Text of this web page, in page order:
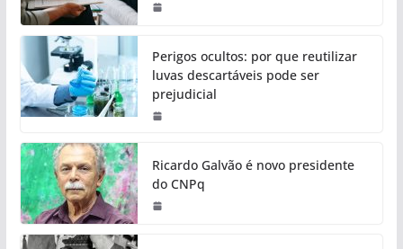
Perigos ocultos: por que reutilizar
luvas descartáveis pode ser
prejudicial
Ricardo Galvão é novo presidente
do CNPq